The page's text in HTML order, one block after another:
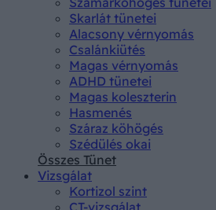
Skarlát tünetei
Alacsony vérnyomás
Csalánkiütés
Magas vérnyomás
ADHD tünetei
Magas koleszterin
Hasmenés
Száraz köhögés
Szédülés okai
Összes Tünet
Vizsgálat
Kortizol szint